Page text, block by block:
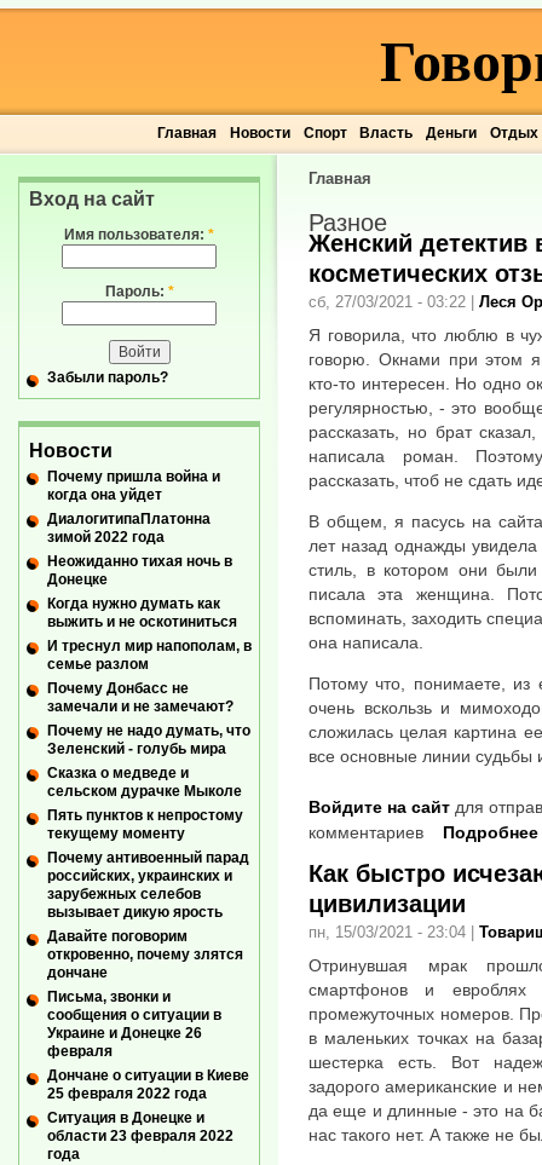
Главная Новости Спорт Власть Деньги Отдых
Главная
Разное
Женский детектив
косметических
сб, 27/03/2021 - 03:22 | Леся
Я говорила, что люблю в
говорю. Окнами при этом
кто-то интересен. Но одно
регулярностью, - это
рассказать, но брат
написала роман.
рассказать, чтоб не сдать
В общем, я пасусь на
лет назад однажды
стиль, в котором они
писала эта женщина.
вспоминать, заходить
она написала.
Потому что, понимаете, из
очень вскользь и
сложилась целая картина
все основные линии судьбы
Войдите на сайт для
комментариев
Подробнее
Как быстро
цивилизации
пн, 15/03/2021 - 23:04
Отринувшая мрак
смартфонов и евроблях
промежуточных номеров.
в маленьких точках на
шестерка есть. Вот
задорого американские и
да еще и длинные - это на
нас такого нет. А также не
Вход на сайт
Имя пользователя: *
Пароль: *
Забыли пароль?
Новости
Почему пришла война и
когда она уйдет
ДиалогитипаПлатонна
зимой 2022 года
Неожиданно тихая ночь в
Донецке
Когда нужно думать как
выжить и не оскотиниться
И треснул мир напополам, в
семье разлом
Почему Донбасс не
замечали и не замечают?
Почему не надо думать, что
Зеленский - голубь мира
Сказка о медведе и
сельском дурачке Мыколе
Пять пунктов к непростому
текущему моменту
Почему антивоенный парад
российских, украинских и
зарубежных селебов
вызывает дикую ярость
Давайте поговорим
откровенно, почему злятся
дончане
Письма, звонки и
сообщения о ситуации в
Украине и Донецке 26
февраля
Дончане о ситуации в Киеве
25 февраля 2022 года
Ситуация в Донецке и
области 23 февраля 2022
года